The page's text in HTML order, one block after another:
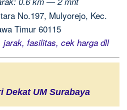
No.197, Mulyorejo, Kec.
Timur 60115
jarak, fasilitas, cek harga dll
Dekat UM Surabaya